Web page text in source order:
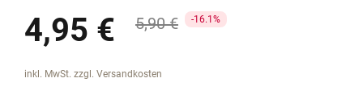
4,95 € Regulärer Preis:
5,90 € 16.1%
inkl. MwSt. zzgl. Versandkosten